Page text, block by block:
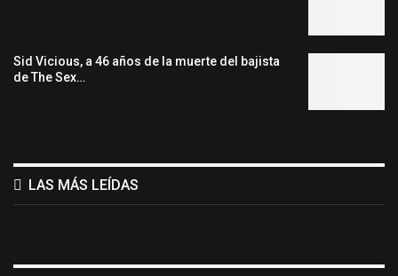
Sid Vicious, a 46 años de la muerte del bajista
de The Sex…
LAS MÁS LEÍDAS